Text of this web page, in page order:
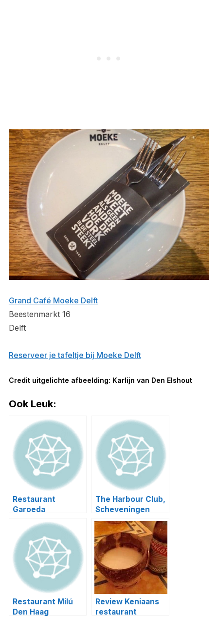
Grand Café Moeke Delft
Beestenmarkt 16
Delft
Reserveer je tafeltje bij Moeke Delft
Credit uitgelichte afbeelding: Karlijn van Den Elshout
Ook Leuk:
Restaurant
Garoeda
The Harbour Club,
Scheveningen
Restaurant Milú
Den Haag
Review Keniaans
restaurant